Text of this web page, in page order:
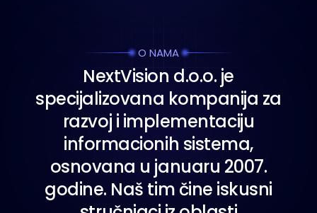
O NAMA
NextVision d.o.o. je
specijalizovana kompanija za
razvoj i implementaciju
informacionih sistema,
osnovana u januaru 2007.
godine. Naš tim čine iskusni